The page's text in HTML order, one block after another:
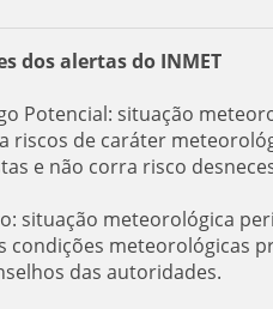
dos alertas do INMET
Potencial: situação
riscos de caráter
e não corra risco
situação meteorológica
condições meteorológicas
das autoridades.